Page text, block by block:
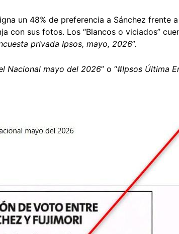
un 48% de preferencia a Sánchez frente a
con sus fotos. Los “Blancos o viciados”
privada Ipsos, mayo, 2026”.
Nacional mayo del 2026” o “#Ipsos Última